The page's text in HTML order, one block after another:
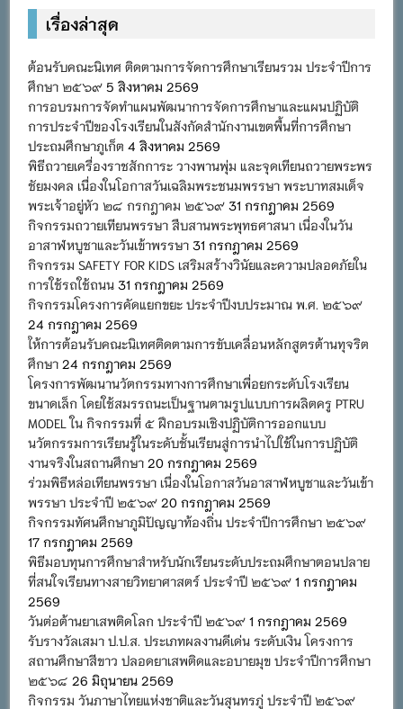
เรื่องล่าสุด
ต้อนรับคณะนิเทศ ติดตามการจัดการศึกษาเรียนรวม ประจำปีการ
ศึกษา ๒๕๖๙ 5 สิงหาคม 2569
การอบรมการจัดทำแผนพัฒนาการจัดการศึกษาและแผนปฏิบัติ
การประจำปีของโรงเรียนในสังกัดสำนักงานเขตพื้นที่การศึกษา
ประถมศึกษาภูเก็ต 4 สิงหาคม 2569
พิธีถวายเครื่องราชสักการะ วางพานพุ่ม และจุดเทียนถวายพระพร
ชัยมงคล เนื่องในโอกาสวันเฉลิมพระชนมพรรษา พระบาทสมเด็จ
พระเจ้าอยู่หัว ๒๘ กรกฎาคม ๒๕๖๙ 31 กรกฎาคม 2569
กิจกรรมถวายเทียนพรรษา สืบสานพระพุทธศาสนา เนื่องในวัน
อาสาฬหบูชาและวันเข้าพรรษา 31 กรกฎาคม 2569
กิจกรรม SAFETY FOR KIDS เสริมสร้างวินัยและความปลอดภัยใน
การใช้รถใช้ถนน 31 กรกฎาคม 2569
กิจกรรมโครงการคัดแยกขยะ ประจำปีงบประมาณ พ.ศ. ๒๕๖๙
24 กรกฎาคม 2569
ให้การต้อนรับคณะนิเทศติดตามการขับเคลื่อนหลักสูตรต้านทุจริต
ศึกษา 24 กรกฎาคม 2569
โครงการพัฒนานวัตกรรมทางการศึกษาเพื่อยกระดับโรงเรียน
ขนาดเล็ก โดยใช้สมรรถนะเป็นฐานตามรูปแบบการผลิตครู PTRU
MODEL ใน กิจกรรมที่ ๕ ฝึกอบรมเชิงปฏิบัติการออกแบบ
นวัตกรรมการเรียนรู้ในระดับชั้นเรียนสู่การนำไปใช้ในการปฏิบัติ
งานจริงในสถานศึกษา 20 กรกฎาคม 2569
ร่วมพิธีหล่อเทียนพรรษา เนื่องในโอกาสวันอาสาฬหบูชาและวันเข้า
พรรษา ประจำปี ๒๕๖๙ 20 กรกฎาคม 2569
กิจกรรมทัศนศึกษาภูมิปัญญาท้องถิ่น ประจำปีการศึกษา ๒๕๖๙
17 กรกฎาคม 2569
พิธีมอบทุนการศึกษาสำหรับนักเรียนระดับประถมศึกษาตอนปลาย
ที่สนใจเรียนทางสายวิทยาศาสตร์ ประจำปี ๒๕๖๙ 1 กรกฎาคม
2569
วันต่อต้านยาเสพติดโลก ประจำปี ๒๕๖๙ 1 กรกฎาคม 2569
รับรางวัลเสมา ป.ป.ส. ประเภทผลงานดีเด่น ระดับเงิน โครงการ
สถานศึกษาสีขาว ปลอดยาเสพติดและอบายมุข ประจำปีการศึกษา
๒๕๖๘ 26 มิถุนายน 2569
กิจกรรม วันภาษาไทยแห่งชาติและวันสุนทรภู่ ประจำปี ๒๕๖๙